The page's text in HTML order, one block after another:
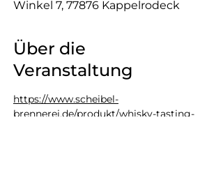
Winkel 7, 77876 Kappelrodeck
Über die
Veranstaltung
https://www.scheibel-
brennerei.de/produkt/whisky-tasting-